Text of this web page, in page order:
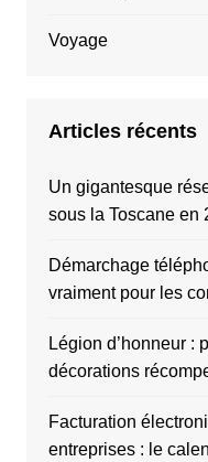
Voyage
Articles récents
Un gigantesque
sous la Toscane en
Démarchage
vraiment pour les
Légion d’honneur :
décorations
Facturation
entreprises : le